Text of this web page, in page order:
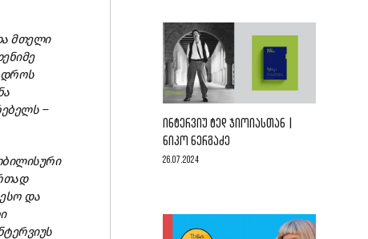
მთელი
დროს
–
და
ᲘᲜᲢᲔᲠᲕᲘᲣ ᲢᲔᲓ ᲯᲘᲝᲘᲐᲡᲗᲐᲜ |
ᲜᲘᲙᲝ ᲜᲔᲠᲒᲐᲫᲔ
26.07.2024